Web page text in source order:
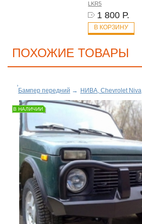
LKR5
1 800 Р.
В КОРЗИНУ
ПОХОЖИЕ ТОВАРЫ
Бампер передний → НИВА, Chevrolet Niva
В НАЛИЧИИ